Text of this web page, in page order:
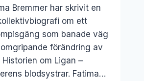
Bremmer har skrivit en
om ett
som banade väg
förändring av
om Ligan –
blodsystrar. Fatima…